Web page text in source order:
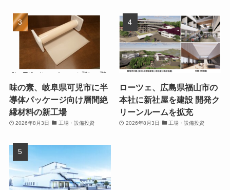
味の素、岐阜県可児市に半
導体パッケージ向け層間絶
縁材料の新工場
2026年8月3日 工場・設備投資
ローツェ、広島県福山市の
本社に新社屋を建設 開発ク
リーンルームを拡充
2026年8月3日 工場・設備投資